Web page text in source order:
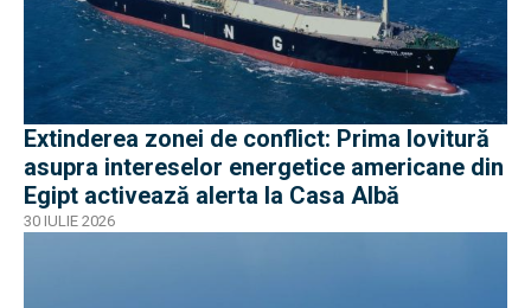
Extinderea zonei de conflict: Prima lovitură
asupra intereselor energetice americane din
Egipt activează alerta la Casa Albă
30 IULIE 2026